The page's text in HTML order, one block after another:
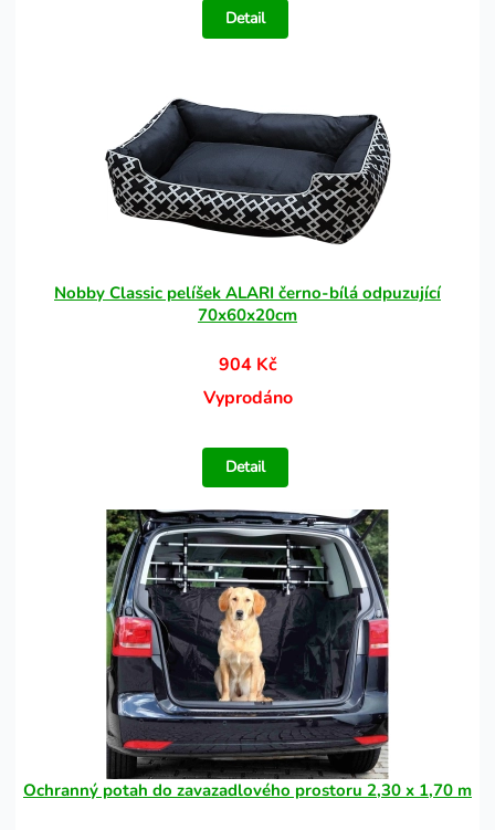
Detail
Nobby Classic pelíšek ALARI černo-bílá odpuzující
70x60x20cm
904 Kč
Vyprodáno
Detail
Ochranný potah do zavazadlového prostoru 2,30 x 1,70 m